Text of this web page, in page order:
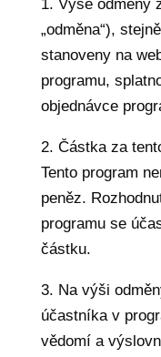
1. Výše odměny
„odměna“),
stanoveny na
programu,
objednávce
2. Částka za
Tento program
peněz.
programu se
částku.
3. Na výši
účastníka v
vědomí a